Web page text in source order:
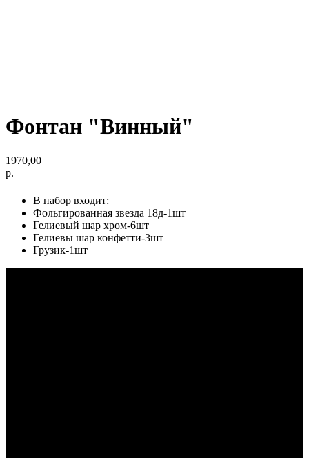
Фонтан "Винный"
1970,00
р.
В набор входит:
Фольгированная звезда 18д-1шт
Гелиевый шар хром-6шт
Гелиевы шар конфетти-3шт
Грузик-1шт